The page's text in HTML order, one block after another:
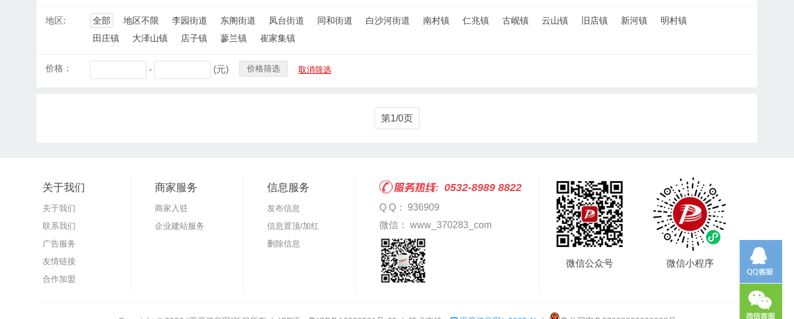
地区: 全部 地区不限 李园街道 东阁街道 凤台街道 同和街道 白沙河街道 南村镇 仁兆镇 古岘镇 云山镇 旧店镇 新河镇
明村镇
田庄镇
大泽山镇 店子镇 蓼兰镇 崔家集镇
价格： - (元) 价格筛选 取消筛选
第1/0页
关于我们
关于我们
联系我们
广告服务
友情链接
合作加盟
商家服务
商家入驻
企业建站服务
信息服务
发布信息
信息置顶/加红
删除信息
0532-8989 8822
Q Q： 936909
微信： www_370283_com
微信公众号 微信小程序